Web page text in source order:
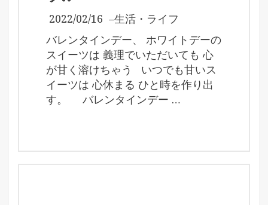
2022/02/16 –生活・ライフ
バレンタインデー、 ホワイトデーの
スイーツは 義理でいただいても 心
が甘く溶けちゃう いつでも甘いス
イーツは 心休まる ひと時を作り出
す。 バレンタインデー …